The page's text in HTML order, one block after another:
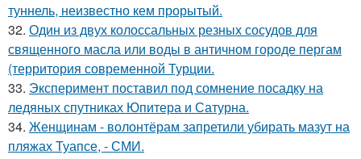
туннель, неизвестно кем прорытый.
32. Один из двух колоссальных резных сосудов для
священного масла или воды в античном городе пергам
(территория современной Турции.
33. Эксперимент поставил под сомнение посадку на
ледяных спутниках Юпитера и Сатурна.
34. Женщинам - волонтёрам запретили убирать мазут на
пляжах Туапсе, - СМИ.